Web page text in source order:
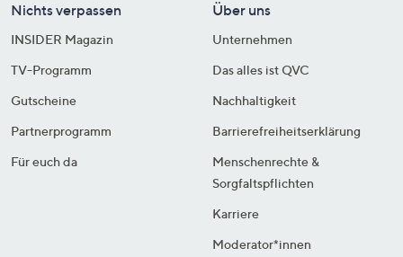
Nichts verpassen
INSIDER Magazin
TV-Programm
Gutscheine
Partnerprogramm
Für euch da
Über uns
Unternehmen
Das alles ist QVC
Nachhaltigkeit
Barrierefreiheitserklärung
Menschenrechte &
Sorgfaltspflichten
Karriere
Moderator*innen